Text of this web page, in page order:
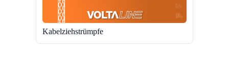
Kabelziehstrümpfe